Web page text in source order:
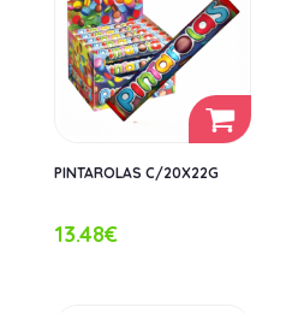
PINTAROLAS C/20X22G
13.48€